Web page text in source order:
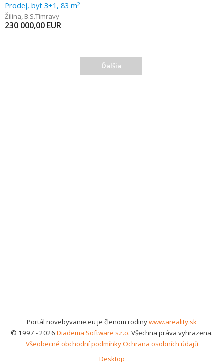
Prodej, byt 3+1, 83 m2
Žilina, B.S.Timravy
230 000,00 EUR
Ďalšia
Portál novebyvanie.eu je členom rodinywww.areality.sk
© 1997 - 2026 Diadema Software s.r.o. Všechna práva vyhrazena.
Všeobecné obchodní podmínkyOchrana osobních údajů
Desktop